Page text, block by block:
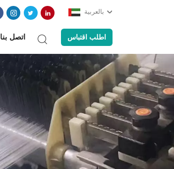
بالعربية
اتصل بنا اطلب اقتباس